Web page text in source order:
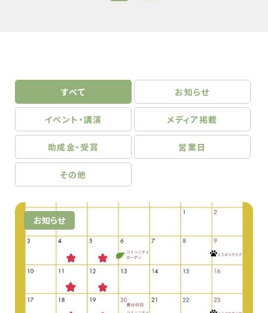
すべて お知らせ
イベント・講演 メディア掲載
助成金・受賞 営業日
その他
お知らせ